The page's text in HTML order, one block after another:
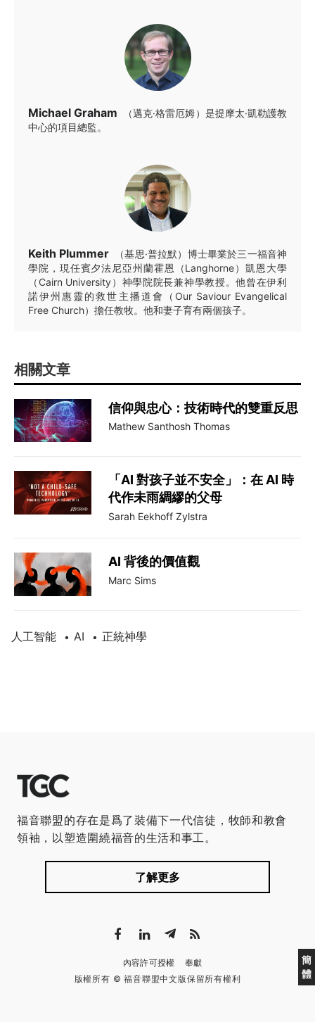
Michael Graham
（邁克·格雷厄姆）是提摩太·凱勒護教
中心的項目總監。
Keith Plummer
（基思·普拉默）博士畢業於三一福音神
學院，現任賓夕法尼亞州蘭霍恩（Langhorne）凱恩大學
（Cairn University）神學院院長兼神學教授。他曾在伊利
諾伊州惠靈的救世主播道會（Our Saviour Evangelical
Free Church）擔任教牧。他和妻子育有兩個孩子。
相關文章
信仰與忠心：技術時代的雙重反思
Mathew Santhosh Thomas
「AI 對孩子並不安全」：在 AI 時
代作未雨綢繆的父母
Sarah Eekhoff Zylstra
AI 背後的價值觀
Marc Sims
人工智能 • AI • 正統神學
簡
體
福音聯盟的存在是爲了裝備下一代信徒，牧師和教會
領袖，以塑造圍繞福音的生活和事工。
了解更多
內容許可授權
奉獻
版權所有 © 福音聯盟中文版保留所有權利